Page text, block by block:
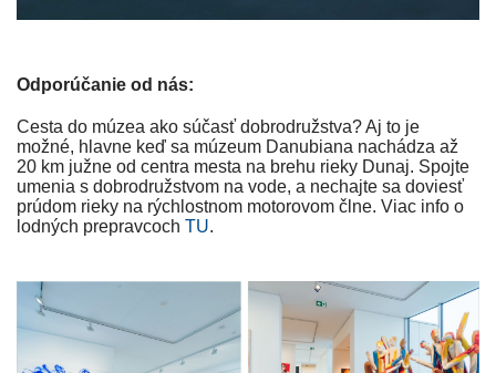
Odporúčanie od nás:
Cesta do múzea ako súčasť dobrodružstva? Aj to je
možné, hlavne keď sa múzeum Danubiana nachádza až
20 km južne od centra mesta na brehu rieky Dunaj. Spojte
umenia s dobrodružstvom na vode, a nechajte sa doviesť
prúdom rieky na rýchlostnom motorovom člne. Viac info o
lodných prepravcoch TU.